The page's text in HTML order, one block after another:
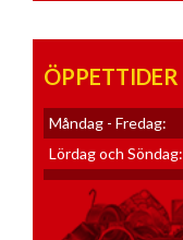
ÖPPETTIDER
Måndag - Fredag:
Lördag och Söndag: